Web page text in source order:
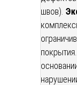
швов).